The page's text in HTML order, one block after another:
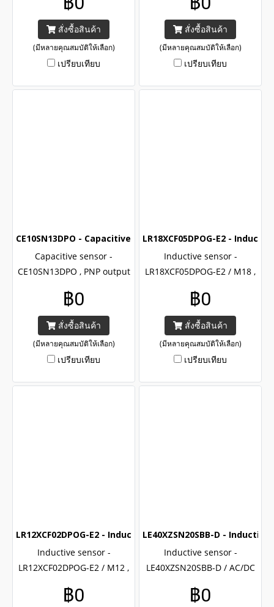
series cylindrical capacitive
sensor, CE and UL certified
with IP67 LANBAO
สั่งซื้อสินค้า
(มีหลายคุณสมบัติให้เลือก)
เปรียบเทียบ
series for pipeline liquid
level detecting, CE certified
with IP67
สั่งซื้อสินค้า
(มีหลายคุณสมบัติให้เลือก)
เปรียบเทียบ
CE10SN13DPO - Capacitive sensor (Level detection)
Capacitive sensor -
CE10SN13DPO , PNP output
series for pipeline liquid
level detecting, CE certified
with IP67
฿0
สั่งซื้อสินค้า
(มีหลายคุณสมบัติให้เลือก)
เปรียบเทียบ
LR18XCF05DPOG-E2 -
Inductive sensor -
LR18XCF05DPOG-E2 / M18 ,
enhanced inductive sensors
LR18X series , CE and UL
certified with IP67
฿0
สั่งซื้อสินค้า
(มีหลายคุณสมบัติให้เลือก)
เปรียบเทียบ
LR12XCF02DPOG-E2 - Inductive Proximity sensor (M12)
Inductive sensor -
LR12XCF02DPOG-E2 / M12 ,
enhanced inductive sensors
฿0
LE40XZSN20SBB-D -
Inductive sensor -
LE40XZSN20SBB-D / AC/DC
Plastic rectangular shape
฿0